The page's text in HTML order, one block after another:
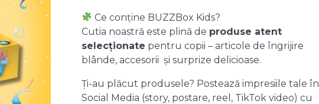
Ce conține BUZZBox Kids?
Cutia noastră este plină de produse atent
selecționate pentru copii – articole de îngrijire
blânde, accesorii și surprize delicioase.
Ți-au plăcut produsele? Postează impresiile tale în
Social Media (story, postare, reel, TikTok video) cu